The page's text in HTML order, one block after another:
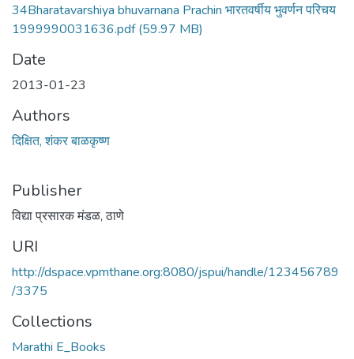
34Bharatavarshiya bhuvarnana Prachin भारतवर्षीय भुवर्णन परिचय
1999990031636.pdf(59.97 MB)
Date
2013-01-23
Authors
दिक्षित, शंकर बाळकृष्ण
Publisher
विद्या प्रसारक मंडळ, ठाणे
URI
http://dspace.vpmthane.org:8080/jspui/handle/123456789
/3375
Collections
Marathi E_Books